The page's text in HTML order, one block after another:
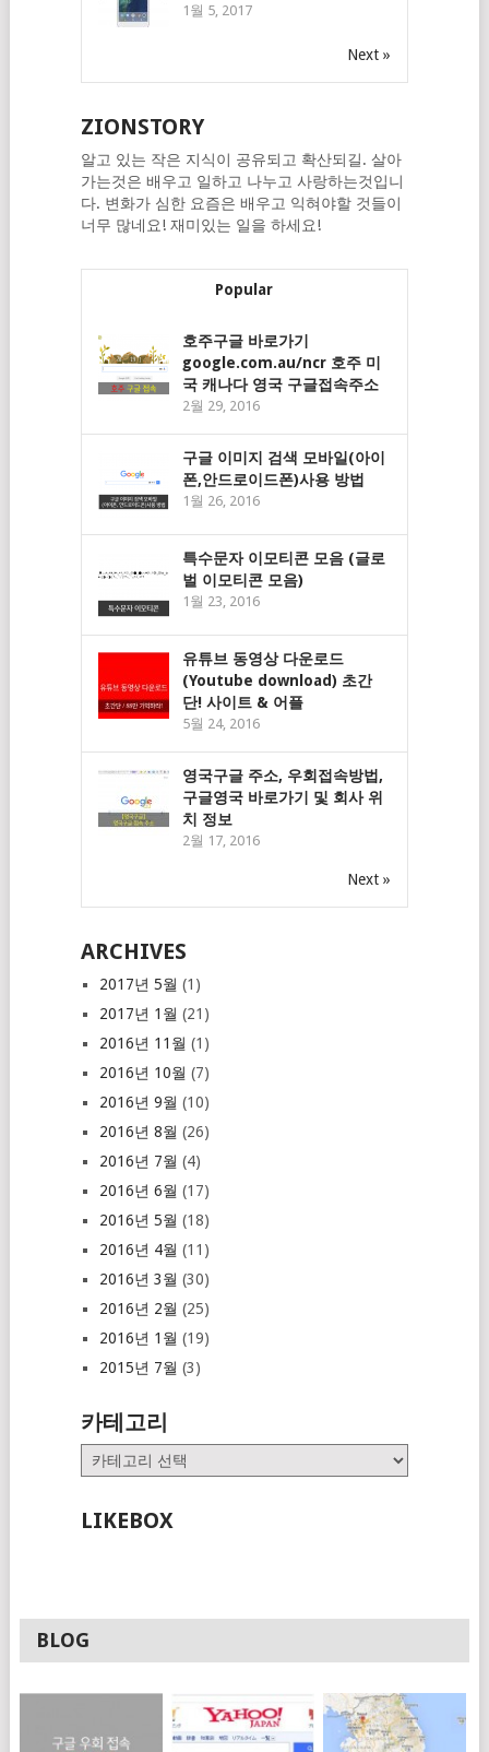
1월 5, 2017
Next »
ZIONSTORY
알고 있는 작은 지식이 공유되고 확산되길. 살아
가는것은 배우고 일하고 나누고 사랑하는것입니
다. 변화가 심한 요즘은 배우고 익혀야할 것들이
너무 많네요! 재미있는 일을 하세요!
Popular
호주구글 바로가기
google.com.au/ncr 호주 미
국 캐나다 영국 구글접속주소
2월 29, 2016
구글 이미지 검색 모바일(아이
폰,안드로이드폰)사용 방법
1월 26, 2016
특수문자 이모티콘 모음 (글로
벌 이모티콘 모음)
1월 23, 2016
유튜브 동영상 다운로드
(Youtube download) 초간
단! 사이트 & 어플
5월 24, 2016
영국구글 주소, 우회접속방법,
구글영국 바로가기 및 회사 위
치 정보
2월 17, 2016
Next »
ARCHIVES
2017년 5월 (1)
2017년 1월 (21)
2016년 11월 (1)
2016년 10월 (7)
2016년 9월 (10)
2016년 8월 (26)
2016년 7월 (4)
2016년 6월 (17)
2016년 5월 (18)
2016년 4월 (11)
2016년 3월 (30)
2016년 2월 (25)
2016년 1월 (19)
2015년 7월 (3)
카테고리
카
테
리
LIKEBOX
BLOG